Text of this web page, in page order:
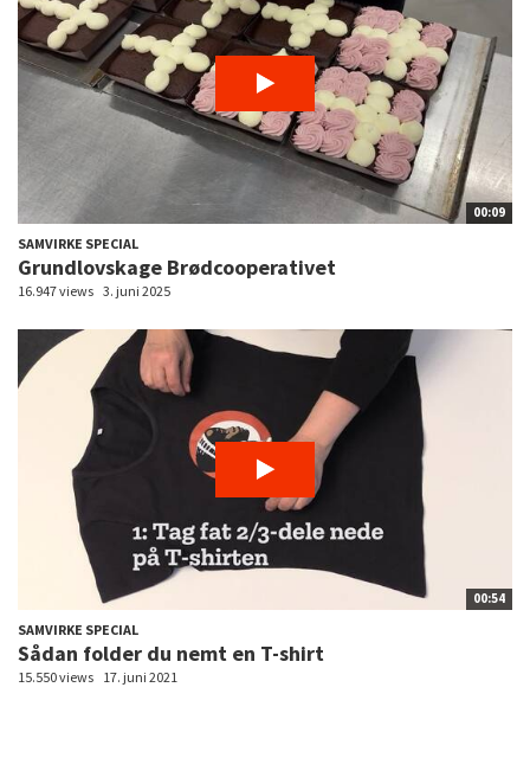
00:09
SAMVIRKE SPECIAL
Grundlovskage Brødcooperativet
16.947 views 3. juni 2025
00:54
SAMVIRKE SPECIAL
Sådan folder du nemt en T-shirt
15.550 views 17. juni 2021